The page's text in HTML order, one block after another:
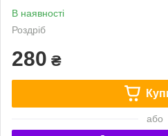
В наявності
Роздріб
280 ₴
або